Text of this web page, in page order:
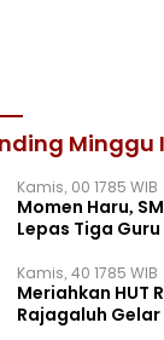
Minggu
Kamis, 00 1785 WIB
Momen Haru,
Lepas Tiga
Kamis, 40 1785 WIB
Meriahkan HUT
Rajagaluh